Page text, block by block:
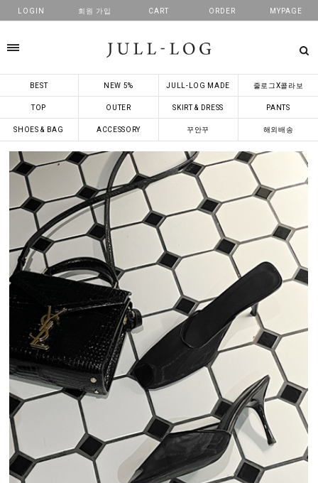
LOGIN 회원 가입 CART ORDER MYPAGE
BEST NEW 5% JULL-LOG MADE 줄로그X콜라보
TOP OUTER SKIRT & DRESS PANTS
SHOES & BAG ACCESSORY 꾸안꾸 해외배송